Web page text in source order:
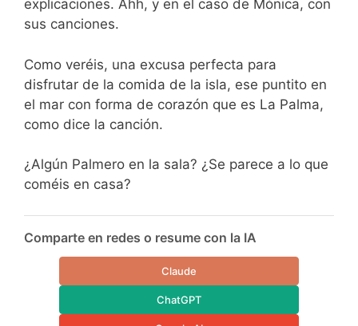
explicaciones. Ahh, y en el caso de Mónica, con
sus canciones.
Como veréis, una excusa perfecta para
disfrutar de la comida de la isla, ese puntito en
el mar con forma de corazón que es La Palma,
como dice la canción.
¿Algún Palmero en la sala? ¿Se parece a lo que
coméis en casa?
Comparte en redes o resume con la IA
Claude
ChatGPT